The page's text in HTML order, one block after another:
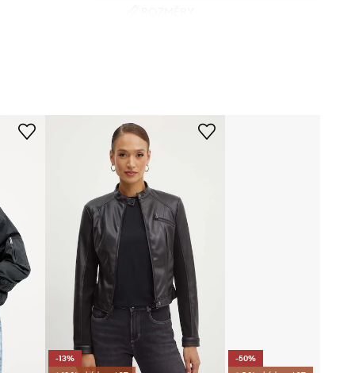
běžně nosíte.
Tabulka velikosti
-13%
-50%